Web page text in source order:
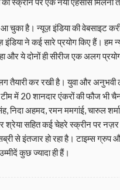
चुका है। न्यूज़ इंडिया की वेबसाइट
इंडिया ने कई सारे प्रयोग किए हैं। हम
और ये दोनों ही सीरीज एक अलग
तैयारी कर रखी है। युवा और अनुभवी
में 20 शानदार एंकरों की फौज भी
निदा अहमद, रमन ममगांई, चारुल
श्रेया सहित कई चेहरे स्क्रीन पर
से इंतजार हो रहा है। टाइम्स ग्रुप
कुछ ज्यादा ही हैं।